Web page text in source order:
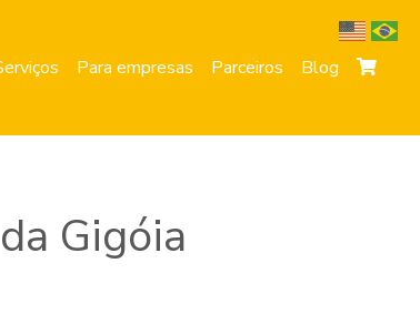
Para empresas Parceiros Blog
Gigóia